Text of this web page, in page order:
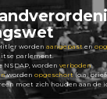
wordenaangepasten
parlement.
NSDAP, wordenverboden.
wordenopgeschort(o.a.
moet zich houden aan de